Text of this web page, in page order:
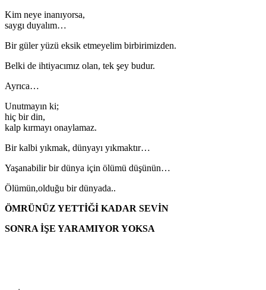
Kim neye inanıyorsa,
saygı duyalım…
Bir güler yüzü eksik etmeyelim birbirimizden.
Belki de ihtiyacımız olan, tek şey budur.
Ayrıca…
Unutmayın ki;
hiç bir din,
kalp kırmayı onaylamaz.
Bir kalbi yıkmak, dünyayı yıkmaktır…
Yaşanabilir bir dünya için ölümü düşünün…
Ölümün,olduğu bir dünyada..
ÖMRÜNÜZ YETTİĞİ KADAR SEVİN
SONRA İŞE YARAMIYOR YOKSA